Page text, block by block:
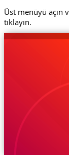
Üst menüyü açın
tıklayın.